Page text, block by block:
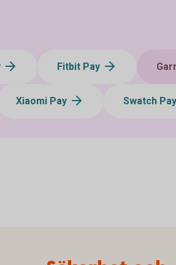
Fitbit Pay
Xiaomi Pay Swatch Pay